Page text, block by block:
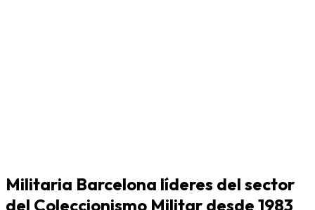
Militaria Barcelona líderes del sector
del Coleccionismo Militar desde 1983